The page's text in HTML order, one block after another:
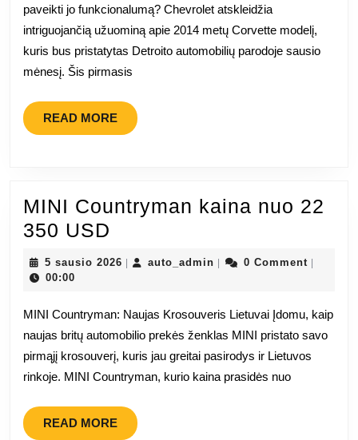
įraše
paveikti jo funkcionalumą? Chevrolet atskleidžia
intriguojančią užuominą apie 2014 metų Corvette modelį,
kuris bus pristatytas Detroito automobilių parodoje sausio
mėnesį. Šis pirmasis
READ MOREREAD
MORE
MINI Countryman kaina nuo 22
350 USD
Countryman
22
350
USD
5 sausio 2026 5| auto_admin auto_admin
| 0 Comment |
00:00
MINI Countryman: Naujas Krosouveris Lietuvai Įdomu, kaip
naujas britų automobilio prekės ženklas MINI pristato savo
pirmąjį krosouverį, kuris jau greitai pasirodys ir Lietuvos
rinkoje. MINI Countryman, kurio kaina prasidės nuo
READ MOREREAD